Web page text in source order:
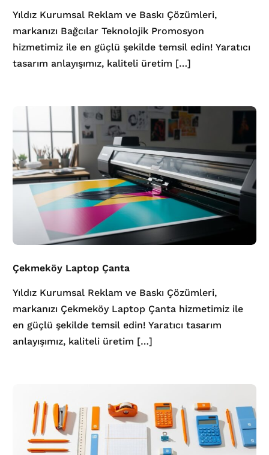
Yıldız Kurumsal Reklam ve Baskı Çözümleri,
markanızı Bağcılar Teknolojik Promosyon
hizmetimiz ile en güçlü şekilde temsil edin! Yaratıcı
tasarım anlayışımız, kaliteli üretim […]
Çekmeköy Laptop Çanta
Yıldız Kurumsal Reklam ve Baskı Çözümleri,
markanızı Çekmeköy Laptop Çanta hizmetimiz ile
en güçlü şekilde temsil edin! Yaratıcı tasarım
anlayışımız, kaliteli üretim […]